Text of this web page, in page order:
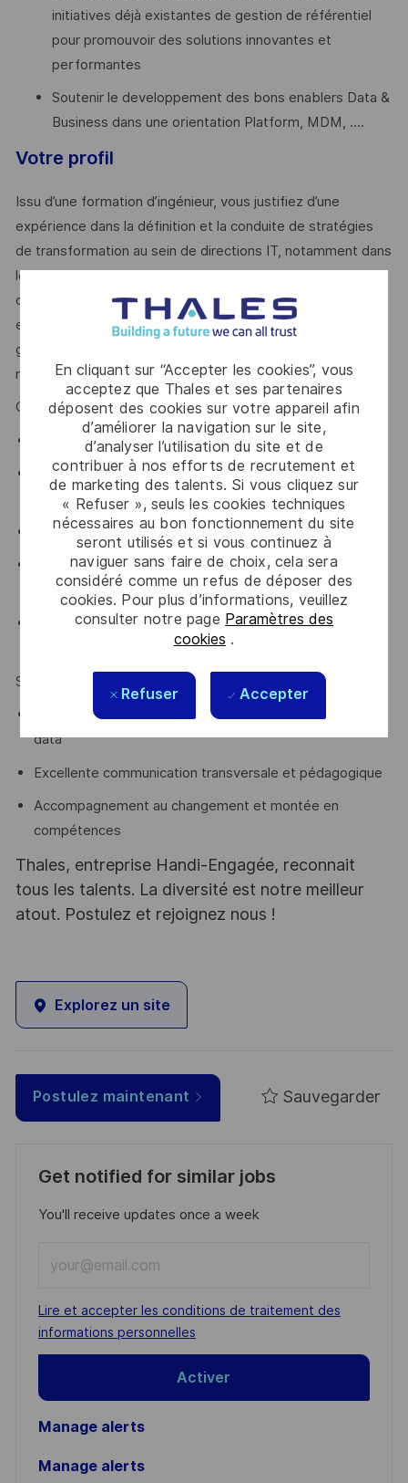
En cliquant sur “Accepter les cookies”, vous
acceptez que Thales et ses partenaires
déposent des cookies sur votre appareil afin
d’améliorer la navigation sur le site,
d’analyser l’utilisation du site et de
contribuer à nos efforts de recrutement et
de marketing des talents. Si vous cliquez sur
« Refuser », seuls les cookies techniques
nécessaires au bon fonctionnement du site
seront utilisés et si vous continuez à
naviguer sans faire de choix, cela sera
considéré comme un refus de déposer des
cookies. Pour plus d’informations, veuillez
consulter notre page Paramètres des
cookies .
Refuser Accepter
initiatives déjà existantes de gestion de référentiel
pour promouvoir des solutions innovantes et
performantes
Soutenir le developpement des bons enablers Data &
Business dans une orientation Platform, MDM, ….
Votre profil
Issu d’une formation d’ingénieur, vous justifiez d’une
expérience dans la définition et la conduite de stratégies
de transformation au sein de directions IT, notamment dans
le cadre de la migration vers SAP4HANA. Vous pilotez la
création et le déploiement de nouvelles offres de services,
en assurant la cohérence de la stratégie business et IT, la
gouvernance des données et la conduite du changement
métier.
Compétences techniques :
Définition de la stratégie Data & Business Architecture
Formalisation de modèles de données et gouvernance
associée
Planification et pilotage d’initiatives orientées services
Mise en œuvre et suivi des standards de bonnes
pratiques
Conduite de projets de transformation (migration
Soft skills :
Leadership et animation de communautés métiers &
data
Excellente communication transversale et pédagogique
Accompagnement au changement et montée en
compétences
Thales, entreprise Handi-Engagée, reconnait
tous les talents. La diversité est notre meilleur
atout. Postulez et rejoignez nous !
Explorez un site
Postulez maintenant Sauvegarder
Get notified for similar jobs
You'll receive updates once a week
Email
address
(Required)
Required
Lire et accepter les conditions de traitement des
informations personnelles
Activer
Manage alerts
Manage alerts